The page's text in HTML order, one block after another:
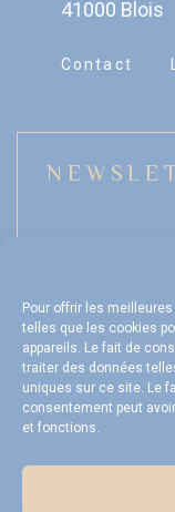
Pour offrir les
telles que les cookies
appareils. Le fait de
traiter des données
uniques sur ce site. Le
consentement peut
et fonctions.
41000 Blois
Contact